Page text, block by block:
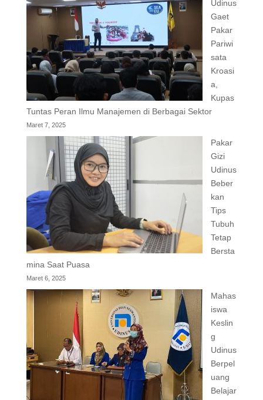
Udinus
Gaet
Pakar
Pariwi
sata
Kroasi
a,
Kupas
Tuntas Peran Ilmu Manajemen di Berbagai Sektor
Maret 7, 2025
Pakar
Gizi
Udinus
Beber
kan
Tips
Tubuh
Tetap
Bersta
mina Saat Puasa
Maret 6, 2025
Mahas
iswa
Keslin
g
Udinus
Berpel
uang
Belajar